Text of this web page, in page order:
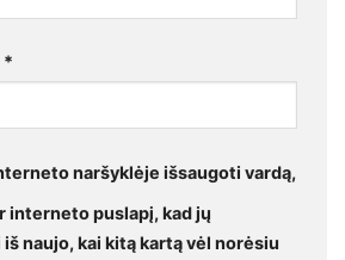
*
naršyklėje išsaugoti vardą,
interneto puslapį, kad jų
naujo, kai kitą kartą vėl norėsiu